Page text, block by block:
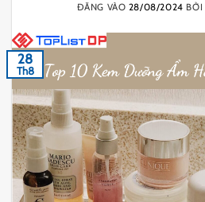
ĐĂNG VÀO 28/08/2024 BỞI
28
Th8